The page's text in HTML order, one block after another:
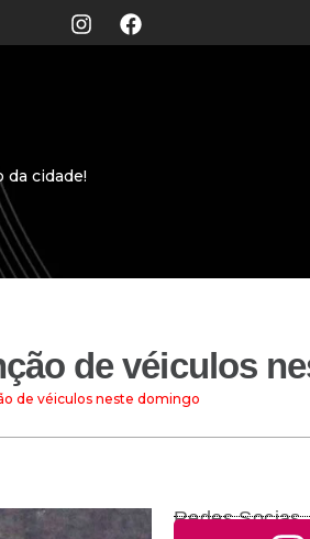
da cidade!
de véiculos
de véiculos neste domingo
Redes Socias